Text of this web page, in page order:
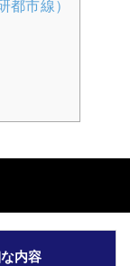
都市線）
内容